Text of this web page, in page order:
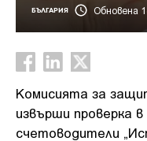
БЪЛГАРИЯ Обновена
Комисията за
извърши проверка
счетоводители